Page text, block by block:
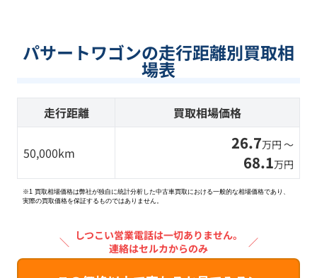
パサートワゴンの走行距離別買取相
場表
走行距離 買取相場価格
50,000km 26.7万円 〜
68.1万円
※1 買取相場価格は弊社が独自に統計分析した中古車買取における一般的な相場価格であり、
実際の買取価格を保証するものではありません。
＼ しつこい営業電話は一切ありません。
連絡はセルカからのみ
／